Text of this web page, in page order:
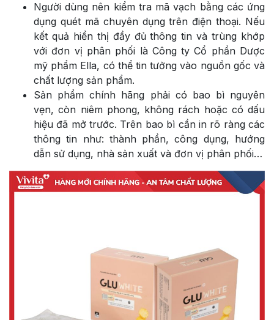
Người dùng nên kiểm tra mã vạch bằng các ứng
dụng quét mã chuyên dụng trên điện thoại. Nếu
kết quả hiển thị đầy đủ thông tin và trùng khớp
với đơn vị phân phối là Công ty Cổ phần Dược
mỹ phẩm Ella, có thể tin tưởng vào nguồn gốc và
chất lượng sản phẩm.
Sản phẩm chính hãng phải có bao bì nguyên
vẹn, còn niêm phong, không rách hoặc có dấu
hiệu đã mở trước. Trên bao bì cần in rõ ràng các
thông tin như: thành phần, công dụng, hướng
dẫn sử dụng, nhà sản xuất và đơn vị phân phối…